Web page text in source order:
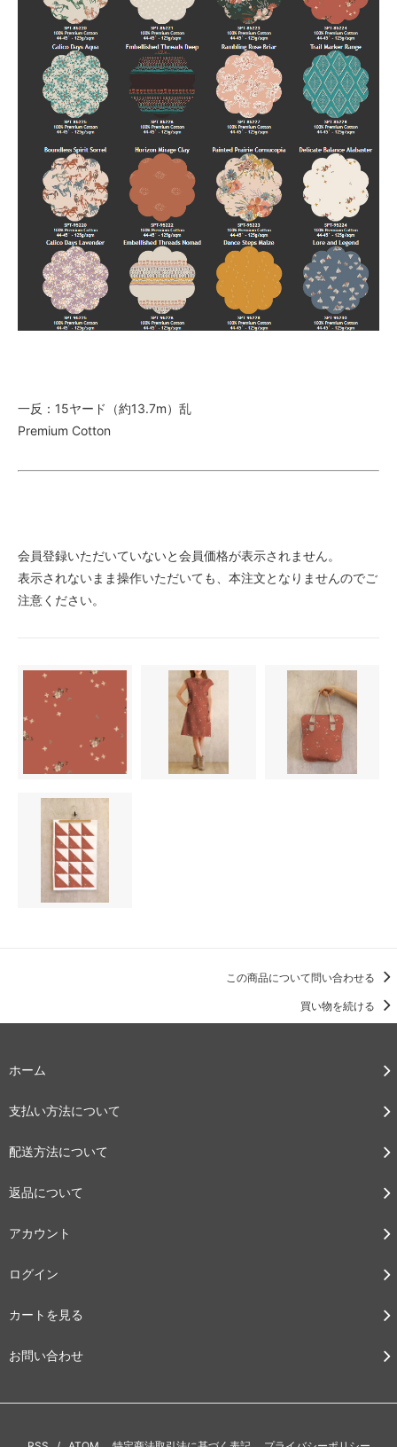
一反：15ヤード（約13.7m）乱
Premium Cotton
会員登録いただいていないと会員価格が表示されません。
表示されないまま操作いただいても、本注文となりませんのでご
注意ください。
この商品について問い合わせる
買い物を続ける
ホーム
支払い方法について
配送方法について
返品について
アカウント
ログイン
カートを見る
お問い合わせ